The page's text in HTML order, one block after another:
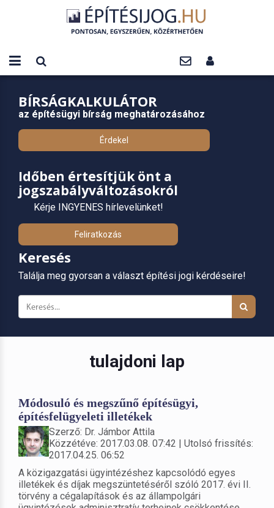
BÍRSÁGKALKULÁTOR
az építésügyi bírság meghatározásához
Érdekel
Időben értesítjük önt a
jogszabályváltozásokról
Kérje INGYENES hírlevelünket!
Feliratkozás
Keresés
Találja meg gyorsan a választ építési jogi kérdéseire!
tulajdoni lap
Módosuló és megszűnő építésügyi,
építésfelügyeleti illetékek
Szerző: Dr. Jámbor Attila
Közzétéve: 2017.03.08. 07:42 | Utolsó frissítés:
2017.04.25. 06:52
A közigazgatási ügyintézéshez kapcsolódó egyes
illetékek és díjak megszüntetéséről szóló 2017. évi II.
törvény a cégalapítások és az állampolgári